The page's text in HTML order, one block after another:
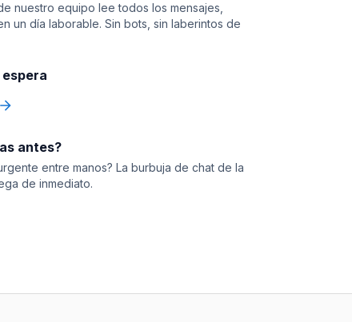
nuestro equipo lee todos los mensajes,
un día laborable. Sin bots, sin laberintos de
antes?
entre manos? La burbuja de chat de la
de inmediato.